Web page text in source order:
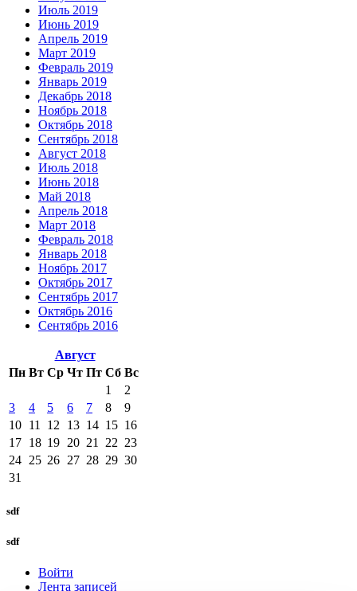
Июль 2019
Июнь 2019
Апрель 2019
Март 2019
Февраль 2019
Январь 2019
Декабрь 2018
Ноябрь 2018
Октябрь 2018
Сентябрь 2018
Август 2018
Июль 2018
Июнь 2018
Май 2018
Апрель 2018
Март 2018
Февраль 2018
Январь 2018
Ноябрь 2017
Октябрь 2017
Сентябрь 2017
Октябрь 2016
Сентябрь 2016
Август
Пн Вт Ср Чт Пт Сб Вс
1
2
3
4 5 6 7 8
9
10 11 12 13 14 15 16
17 18 19 20 21 22 23
24 25 26 27 28 29 30
31
sdf
sdf
Войти
Лента записей